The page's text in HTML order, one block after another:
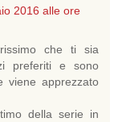
2016 alle ore
che ti sia
preferiti e sono
viene apprezzato
della serie in